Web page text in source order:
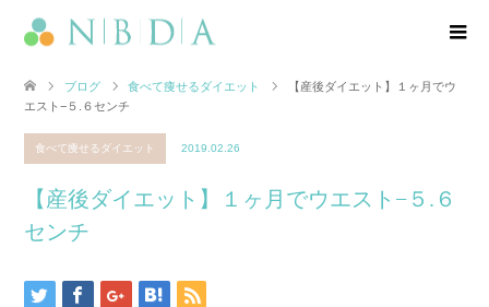
ブログ 食べて痩せるダイエット
【産後ダイエット】１ヶ月でウ
エスト−５.６センチ
食べて痩せるダイエット 2019.02.26
【産後ダイエット】１ヶ月でウエスト−５.６
センチ